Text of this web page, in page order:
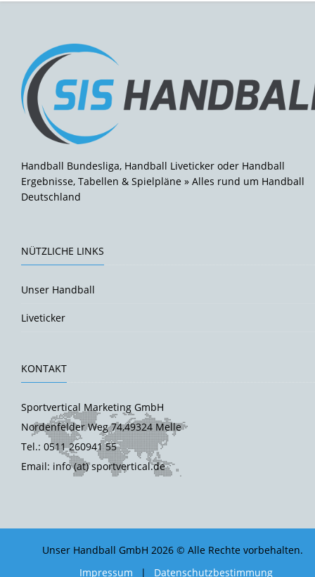
Handball Bundesliga, Handball Liveticker oder Handball
Ergebnisse, Tabellen & Spielpläne » Alles rund um Handball
Deutschland
NÜTZLICHE LINKS
Unser Handball
Liveticker
KONTAKT
Sportvertical Marketing GmbH
Nordenfelder Weg 74,49324 Melle
Tel.: 0511 260941 55
Email: info (at) sportvertical.de
Unser Handball GmbH 2026 © Alle Rechte vorbehalten.
Impressum
| Datenschutzbestimmung